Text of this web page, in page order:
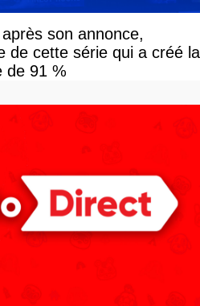
son annonce,
de cette série qui a créé la
de 91 %